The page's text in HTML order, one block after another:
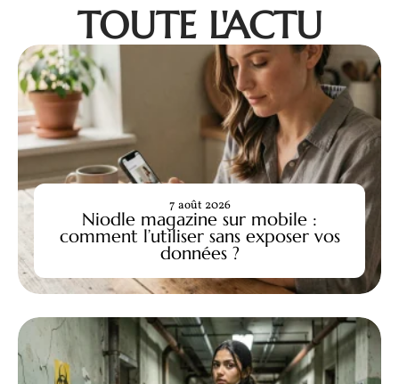
TOUTE L'ACTU
Niodle magazine sur mobile :
comment l’utiliser sans exposer vos
données ?
7 août 2026